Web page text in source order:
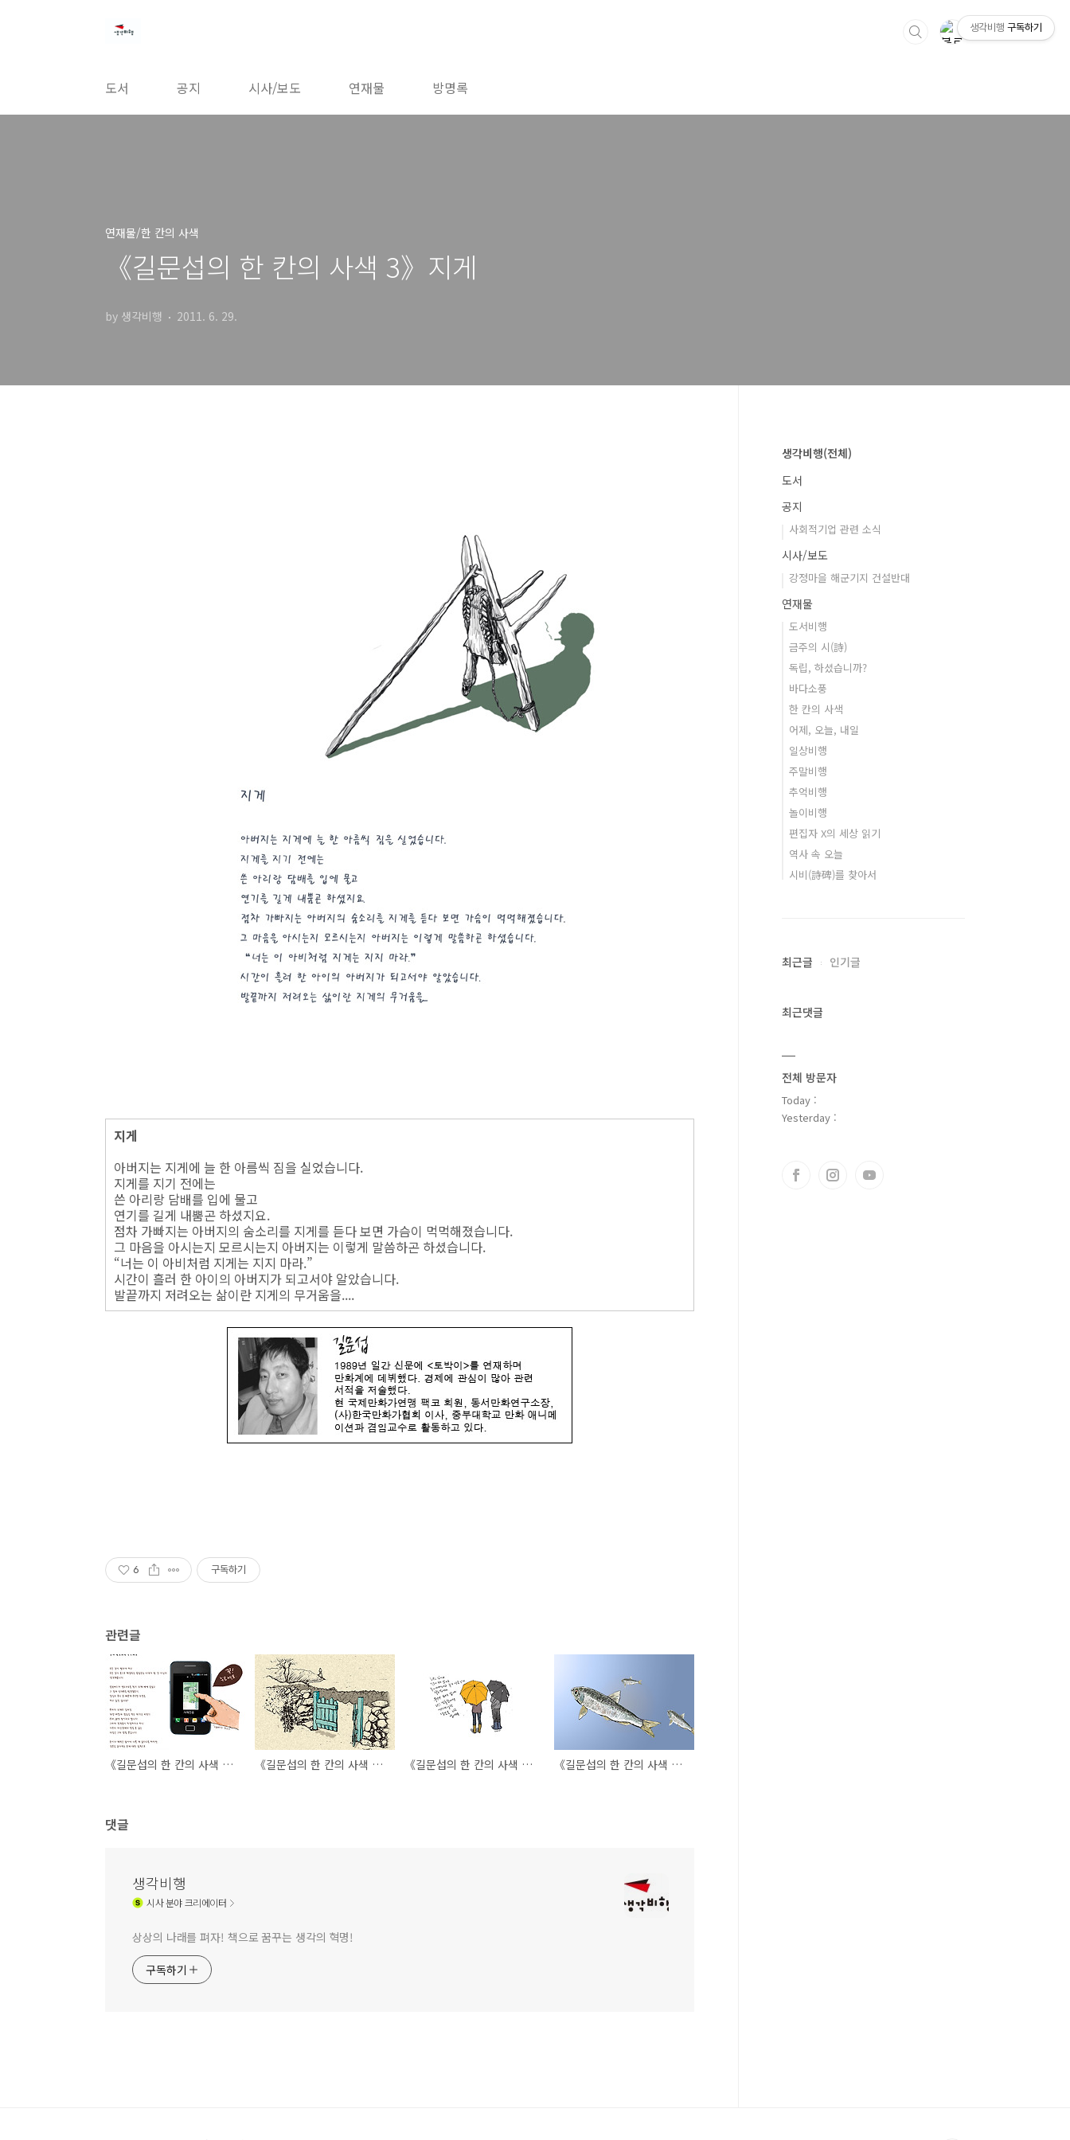
도서 공지 시사/보도 연재물 방명록
연재물/한 칸의 사색
《길문섭의 한 칸의 사색 3》지게
by 생각비행 2011. 6. 29.
지게
아버지는 지게에 늘 한 아름씩 짐을 실었습니다.
지게를 지기 전에는
쓴 아리랑 담배를 입에 물고
연기를 길게 내뿜곤 하셨지요.
점차 가빠지는 아버지의 숨소리를 지게를 듣다 보면 가슴이 먹먹해졌습니다.
그 마음을 아시는지 모르시는지 아버지는 이렇게 말씀하곤 하셨습니다.
“너는 이 아비처럼 지게는 지지 마라.”
시간이 흘러 한 아이의 아버지가 되고서야 알았습니다.
발끝까지 저려오는 삶이란 지게의 무거움을....
6 구독하기
관련글
《길문섭의 한 칸의 사색 5》 돈이 필요하면 누르세요 《길문섭의 한 칸의 사색 4》 문 《길문섭의 한 칸의 사색 2》당신 《길문섭의 한 칸의 사색 1》피라미
댓글
생각비행
시사분야 크리에이터
상상의 나래를 펴자! 책으로 꿈꾸는 생각의 혁명!
구독하기
생각비행(전체)
도서
공지
사회적기업 관련 소식
시사/보도
강정마을 해군기지 건설반대
연재물
도서비행
금주의 시(詩)
독립, 하셨습니까?
바다소풍
한 칸의 사색
어제, 오늘, 내일
일상비행
주말비행
추억비행
놀이비행
편집자 X의 세상 읽기
역사 속 오늘
시비(詩碑)를 찾아서
최근글 인기글
최근댓글
전체 방문자
Today :
Yesterday :
생각비행 구독하기